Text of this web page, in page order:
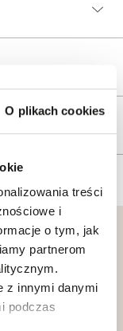
O plikach cookies
treści
i
o tym, jak
partnerom
z innymi danymi
podczas